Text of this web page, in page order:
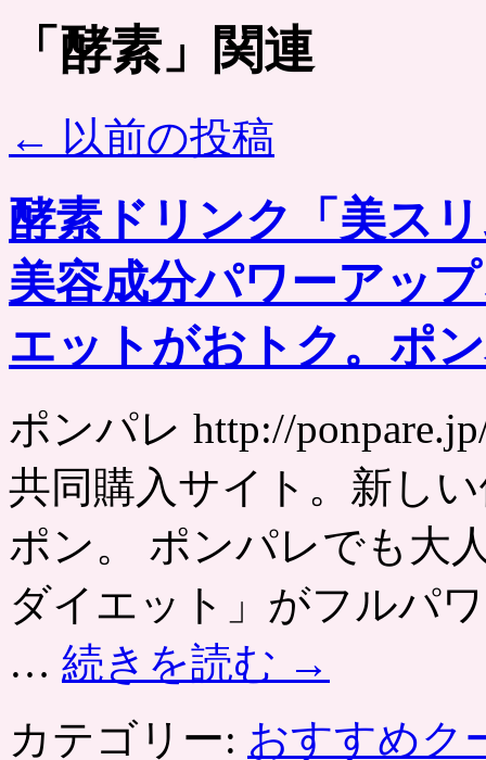
「 酵素」関連
← 以前の投稿
酵素ドリンク「美ス
美容成分パワーアッ
エットがおトク。ポ
ポンパレ http://
共同購入サイト。新し
ポン。 ポンパレでも大
ダイエット」がフルパ
… 続きを読む →
カテゴリー: おすすめク